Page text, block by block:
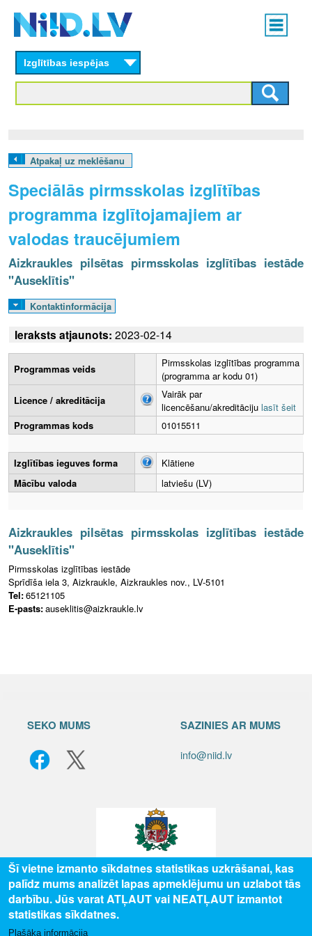
content
Main
menu
L
V
Izglītības iespējas
Atpakaļ uz meklēšanu
Speciālās pirmsskolas izglītības
programma izglītojamajiem ar
valodas traucējumiem
Aizkraukles pilsētas pirmsskolas izglītības iestāde
"Auseklītis"
Kontaktinformācija
Ieraksts atjaunots: 2023-02-14
Programmas veids
Pirmsskolas izglītības programma
(programma ar kodu 01)
Licence / akreditācija
Vairāk par
licencēšanu/akreditāciju lasīt šeit
Programmas kods
01015511
Izglītības ieguves forma
Klātiene
Mācību valoda
latviešu (LV)
Aizkraukles pilsētas pirmsskolas izglītības iestāde
"Auseklītis"
Pirmsskolas izglītības iestāde
Sprīdīša iela 3, Aizkraukle, Aizkraukles nov., LV-5101
Tel:65121105
E-pasts:auseklitis@aizkraukle.lv
SEKO MUMS SAZINIES AR MUMS
info@niid.lv
© 2025 Valsts izglītības attīstības aģentūra, publicētā satura visas tiesības
Šī vietne izmanto sīkdatnes statistikas uzkrāšanai, kas
palīdz mums analizēt lapas apmeklējumu un uzlabot tās
darbību. Jūs varat ATĻAUT vai NEATĻAUT izmantot
statistikas sīkdatnes.
Plašāka informācija